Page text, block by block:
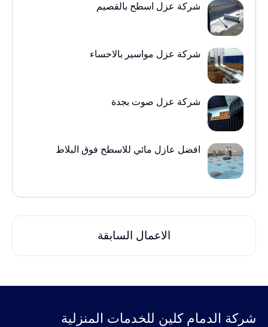
شركة عزل اسطح بالقصيم
شركة عزل مواسير بالاحساء
شركة عزل صوت بجدة
افضل عازل مائي للاسطح فوق البلاط
الاعمال السابقة
‭‬شركة الدمام كلين للخدمات المنزلية